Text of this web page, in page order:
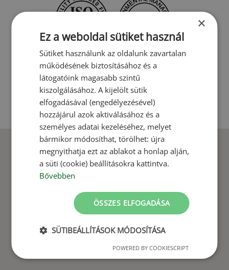
BŐVEBBEN
×
Ez a weboldal sütiket használ
Sütiket használunk az oldalunk zavartalan
működésének biztosításához és a
látogatóink magasabb szintű
kiszolgálásához. A kijelölt sütik
elfogadásával (engedélyezésével)
hozzájárul azok aktiválásához és a
személyes adatai kezeléséhez, melyet
bármikor módosíthat, törölhet: újra
megnyithatja ezt az ablakot a honlap alján,
a süti (cookie) beállításokra kattintva.
Bővebben
ÖSSZES ELFOGADÁSA
SÜTIBEÁLLÍTÁSOK MÓDOSÍTÁSA
POWERED BY COOKIESCRIPT